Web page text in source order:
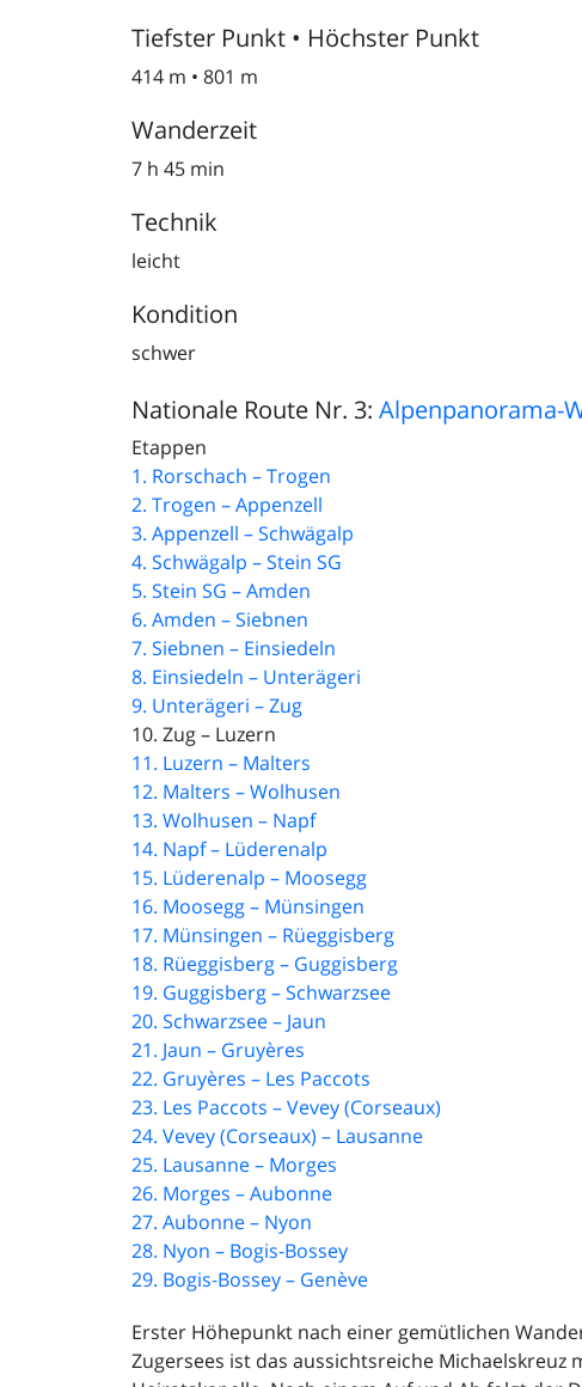
Tiefster Punkt • Höchster Punkt
414 m • 801 m
Wanderzeit
7 h 45 min
Technik
leicht
Kondition
schwer
Nationale Route Nr. 3: Alpenpanorama-
Etappen
1. Rorschach – Trogen
2. Trogen – Appenzell
3. Appenzell – Schwägalp
4. Schwägalp – Stein SG
5. Stein SG – Amden
6. Amden – Siebnen
7. Siebnen – Einsiedeln
8. Einsiedeln – Unterägeri
9. Unterägeri – Zug
10. Zug – Luzern
11. Luzern – Malters
12. Malters – Wolhusen
13. Wolhusen – Napf
14. Napf – Lüderenalp
15. Lüderenalp – Moosegg
16. Moosegg – Münsingen
17. Münsingen – Rüeggisberg
18. Rüeggisberg – Guggisberg
19. Guggisberg – Schwarzsee
20. Schwarzsee – Jaun
21. Jaun – Gruyères
22. Gruyères – Les Paccots
23. Les Paccots – Vevey (Corseaux)
24. Vevey (Corseaux) – Lausanne
25. Lausanne – Morges
26. Morges – Aubonne
27. Aubonne – Nyon
28. Nyon – Bogis-Bossey
29. Bogis-Bossey – Genève
Erster Höhepunkt nach einer gemütlichen
Zugersees ist das aussichtsreiche Michaelskreuz